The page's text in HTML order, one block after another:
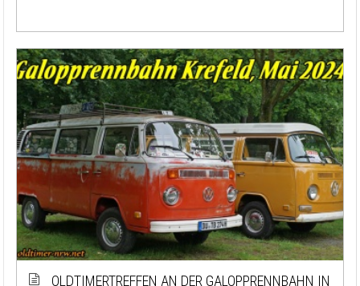
OLDTIMERTREFFEN AN DER GALOPPRENNBAHN IN